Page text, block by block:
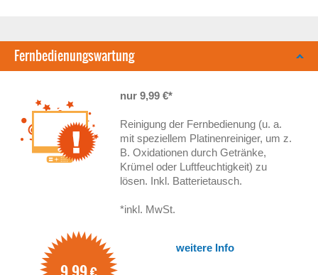
Fernbedienungswartung
nur 9,99 €*
Reinigung der Fernbedienung (u. a.
mit speziellem Platinenreiniger, um z.
B. Oxidationen durch Getränke,
Krümel oder Luftfeuchtigkeit) zu
lösen. Inkl. Batterietausch.
*inkl. MwSt.
weitere Info